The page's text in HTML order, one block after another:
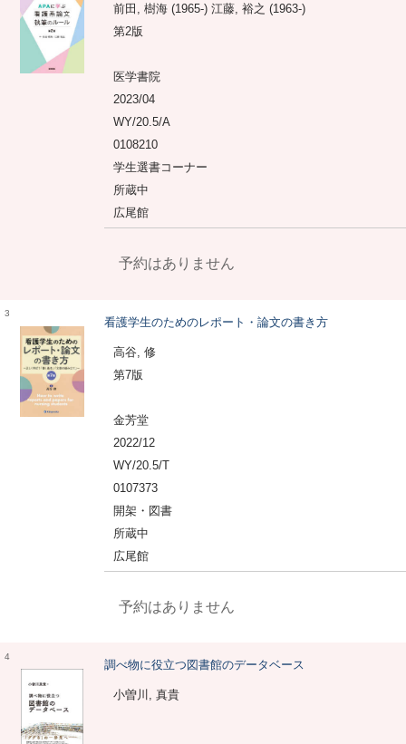
前田, 樹海 (1965-) 江藤, 裕之 (1963-)
第2版
医学書院
2023/04
WY/20.5/A
0108210
学生選書コーナー
所蔵中
広尾館
予約はありません
3
看護学生のためのレポート・論文の書き方
高谷, 修
第7版
金芳堂
2022/12
WY/20.5/T
0107373
開架・図書
所蔵中
広尾館
予約はありません
4
調べ物に役立つ図書館のデータベース
小曽川, 真貴